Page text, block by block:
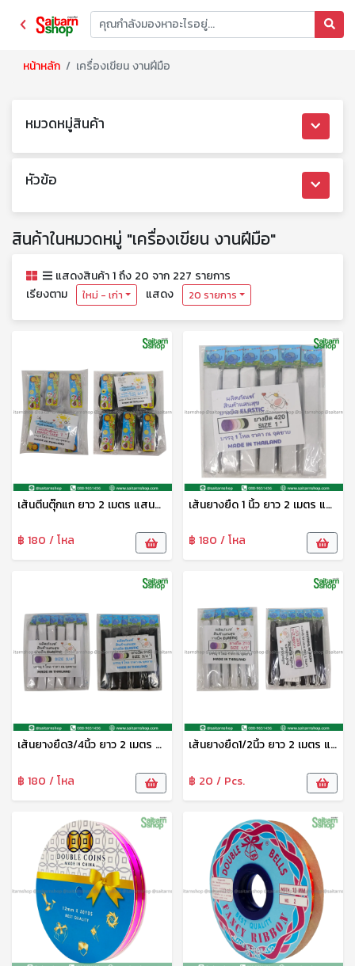
หน้าหลัก เครื่องเขียน งานฝีมือ
หมวดหมู่สินค้า
หัวข้อ
สินค้าในหมวดหมู่ "เครื่องเขียน งานฝีมือ"
แสดงสินค้า 1 ถึง 20 จาก 227 รายการ
เรียงตาม
ใหม่ - เก่า แสดง 20 รายการ
เส้นตีนตุ๊กแก ยาว 2 เมตร แสนสุข
฿ 180 / โหล
เส้นยางยืด 1 นิ้ว ยาว 2 เมตร แสนสุข
฿ 180 / โหล
เส้นยางยืด3/4นิ้ว ยาว 2 เมตร แสนสุข
฿ 180 / โหล
เส้นยางยืด1/2นิ้ว ยาว 2 เมตร แสนสุข
฿ 20 / Pcs.